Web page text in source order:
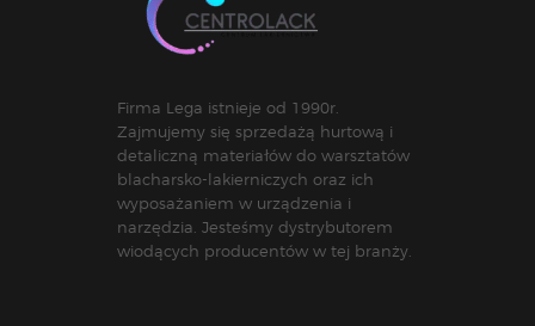
Firma Lega istnieje od 1990r.
Zajmujemy się sprzedażą hurtową i
detaliczną materiałów do warsztatów
blacharsko-lakierniczych oraz ich
wyposażaniem w urządzenia i
narzędzia. Jesteśmy dystrybutorem
wiodących producentów w tej branży.